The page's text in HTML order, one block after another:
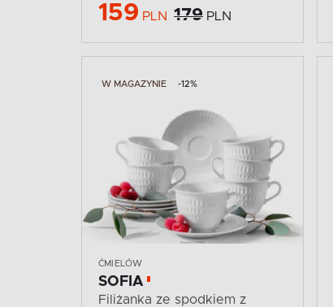
159 PLN 179 PLN
W MAGAZYNIE -12%
ĆMIELÓW
SOFIA
Filiżanka ze spodkiem z